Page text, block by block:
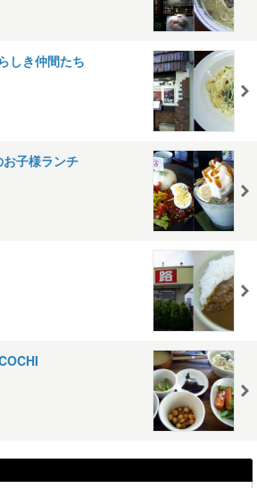
しき仲間たち
お子様ランチ